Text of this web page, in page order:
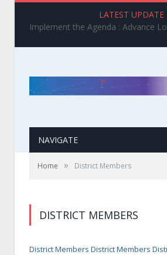
LATEST UPDATE
NAVIGATE
Home » District Members
DISTRICT MEMBERS
District Members District Members